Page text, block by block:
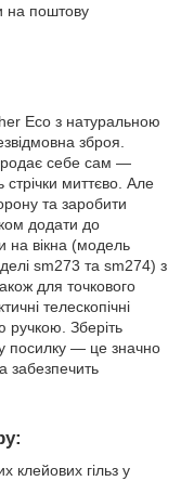
на поштову
Eco з натуральною
зброя.
себе сам —
стрічки миттєво. Але
та заробити
додати до
на вікна (модель
sm273 та sm274) з
для точкового
телескопічні
ручкою. Зберіть
посилку — це значно
забезпечить
клейових гільз у